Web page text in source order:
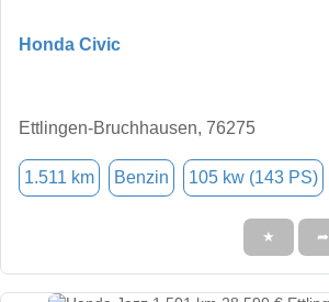
Honda Civic
Ettlingen-Bruchhausen, 76275
1.511 km Benzin 105 kw (143 PS)
★ ➦